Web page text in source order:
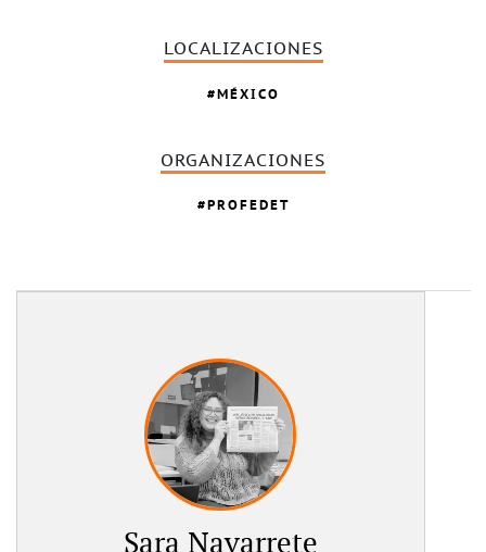
LOCALIZACIONES
MÉXICO
ORGANIZACIONES
PROFEDET
Sara Navarrete